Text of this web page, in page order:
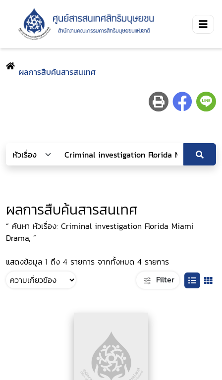
ผลการสืบค้นสารสนเทศ
ผลการสืบค้นสารสนเทศ
“ ค้นหา หัวเรื่อง: Criminal investigation Florida Miami
Drama, ”
แสดงข้อมูล 1 ถึง 4 รายการ จากทั้งหมด 4 รายการ
Filter